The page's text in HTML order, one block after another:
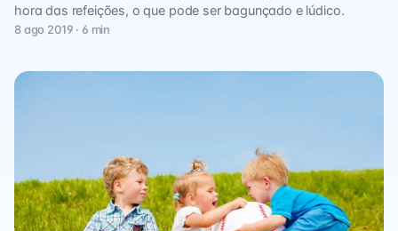
hora das refeições, o que pode ser bagunçado e lúdico.
8 ago 2019 · 6 min